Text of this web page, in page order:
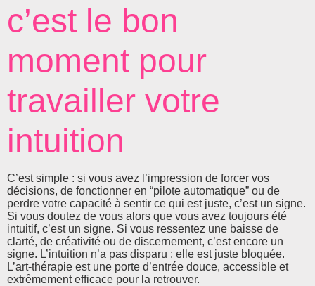
c’est le bon
moment pour
travailler votre
intuition
C’est simple : si vous avez l’impression de forcer vos
décisions, de fonctionner en “pilote automatique” ou de
perdre votre capacité à sentir ce qui est juste, c’est un signe.
Si vous doutez de vous alors que vous avez toujours été
intuitif, c’est un signe. Si vous ressentez une baisse de
clarté, de créativité ou de discernement, c’est encore un
signe. L’intuition n’a pas disparu : elle est juste bloquée.
L’art-thérapie est une porte d’entrée douce, accessible et
extrêmement efficace pour la retrouver.